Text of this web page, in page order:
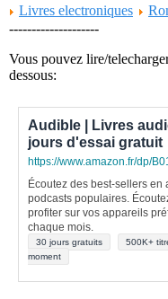
Livres electroniques
--------------------
Vous pouvez lire/
dessous:
Audible | Livres
jours d'essai gratuit
https://www.amazon.fr/dp/
Écoutez des best-sellers
podcasts populaires.
profiter sur vos appareils
chaque mois.
30 jours gratuits 500K+
moment